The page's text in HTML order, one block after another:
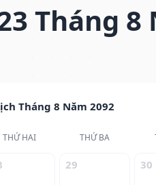
Tháng 8
Tháng 8 Năm 2092
THỨ HAI THỨ BA
29 30